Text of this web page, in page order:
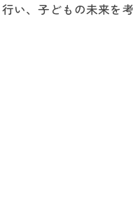
い、子どもの未来を